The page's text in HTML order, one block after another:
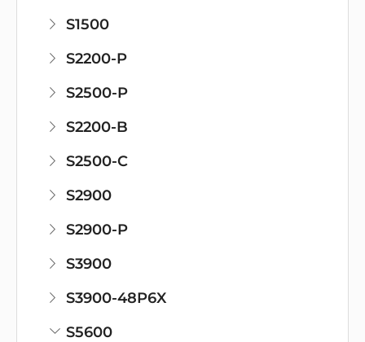
S1500
S2200-P
S2500-P
S2200-B
S2500-C
S2900
S2900-P
S3900
S3900-48P6X
S5600